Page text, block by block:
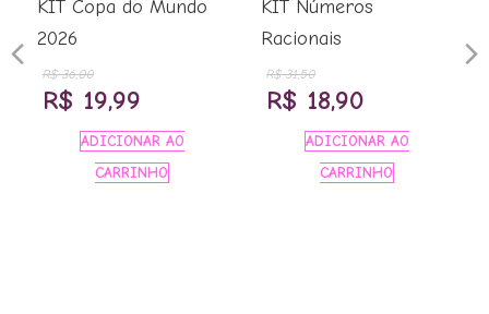
KIT Copa do Mundo
2026
R$36,00
O
preço
original
R$ 19,99O
preço
atual
ADICIONAR AO
CARRINHO
KIT Números
Racionais
R$31,50
O
preço
original
R$ 18,90
preço
atual
ADICIONAR AO
CARRINHO
Previous
Slide